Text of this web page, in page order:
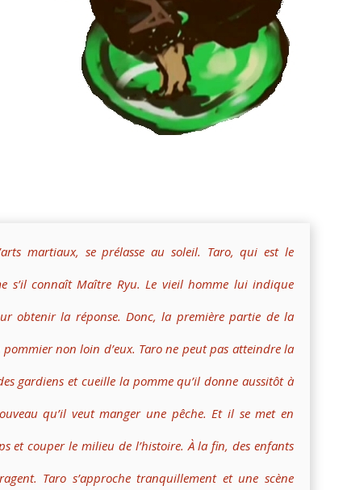
martiaux, se prélasse au soleil. Taro, qui est le
s’il connaît Maître Ryu. Le vieil homme lui indique
obtenir la réponse. Donc, la première partie de la
non loin d’eux. Taro ne peut pas atteindre la
gardiens et cueille la pomme qu’il donne aussitôt à
qu’il veut manger une pêche. Et il se met en
et couper le milieu de l’histoire. À la fin, des enfants
Taro s’approche tranquillement et une scène